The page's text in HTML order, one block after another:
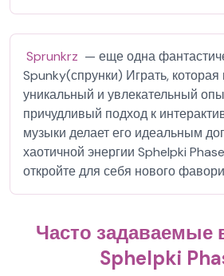
Sprunkrz — еще одна
Spunky(спрунки) Играть, которая
уникальный и увлекательный
причудливый подход к
музыки делает его идеальным
хаотичной энергии Sphelpki
откройте для себя нового
Часто задаваемые
Sphelpki